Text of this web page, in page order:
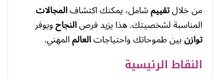
من خلالتقييمشامل، يمكنك اكتشافالمجالات
المناسبة لشخصيتك. هذا يزيد فرصالنجاحويوفر
توازنبين طموحاتك واحتياجاتالعالمالمهني.
النقاط الرئيسية